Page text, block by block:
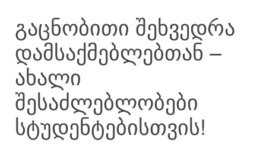
გაცნობითი შეხვედრა
დამსაქმებლებთან –
ახალი
შესაძლებლობები
სტუდენტებისთვის!